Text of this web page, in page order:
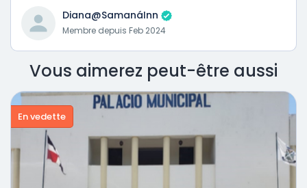
Diana@SamanáInn
Membre depuis Feb 2024
Vous aimerez peut-être aussi
En vedette